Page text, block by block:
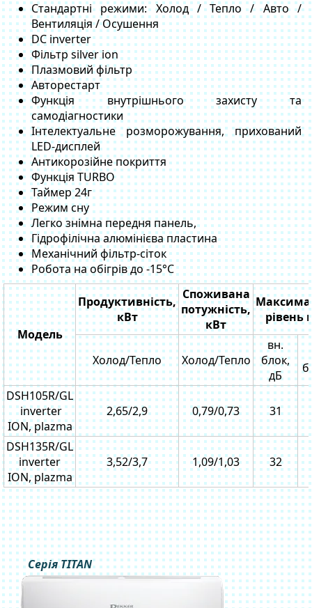
Стандартні режими: Холод / Тепло / Авто /
Вентиляція / Осушення
DC inverter
Фільтр silver ion
Плазмовий фільтр
Авторестарт
Функція внутрішнього захисту та
самодіагностики
Інтелектуальне розморожування, прихований
LED-дисплей
Антикорозійне покриття
Функція TURBO
Таймер 24г
Режим сну
Легко знімна передня панель,
Гідрофілічна алюмінієва пластина
Механічний фільтр-сіток
Робота на обігрів до -15°C
Модель
Продуктивність,
кВт
Споживана
потужність,
кВт
рівень
Холод/Тепло Холод/Тепло
вн.
блок,
дБ
DSH105R/GL
inverter
ION, plazma
2,65/2,9 0,79/0,73 31
DSH135R/GL
inverter
ION, plazma
3,52/3,7 1,09/1,03 32
Серія TITAN